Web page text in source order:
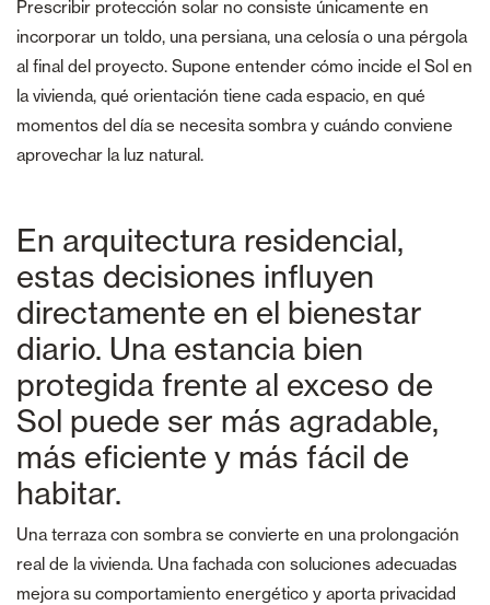
Prescribir protección solar no consiste únicamente en
incorporar un toldo, una persiana, una celosía o una pérgola
al final del proyecto. Supone entender cómo incide el Sol en
la vivienda, qué orientación tiene cada espacio, en qué
momentos del día se necesita sombra y cuándo conviene
aprovechar la luz natural.
En arquitectura residencial,
estas decisiones influyen
directamente en el bienestar
diario. Una estancia bien
protegida frente al exceso de
Sol puede ser más agradable,
más eficiente y más fácil de
habitar.
Una terraza con sombra se convierte en una prolongación
real de la vivienda. Una fachada con soluciones adecuadas
mejora su comportamiento energético y aporta privacidad